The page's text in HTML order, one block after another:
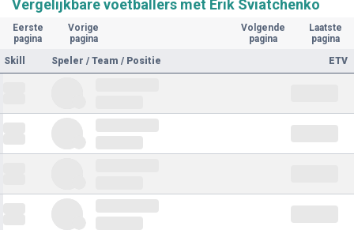
Vergelijkbare voetballers met Erik Sviatchenko
Eerste
pagina
Vorige
pagina
Volgende
pagina
Laatste
pagina
Skill
Speler / Team / Positie ETV